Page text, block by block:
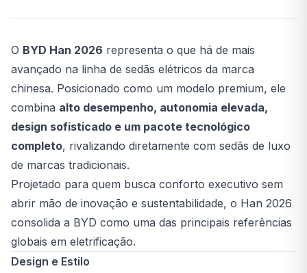
O BYD Han 2026 representa o que há de mais
avançado na linha de sedãs elétricos da marca
chinesa. Posicionado como um modelo premium, ele
combina alto desempenho, autonomia elevada,
design sofisticado e um pacote tecnológico
completo, rivalizando diretamente com sedãs de luxo
de marcas tradicionais.
Projetado para quem busca conforto executivo sem
abrir mão de inovação e sustentabilidade, o Han 2026
consolida a BYD como uma das principais referências
globais em eletrificação.
Design e Estilo